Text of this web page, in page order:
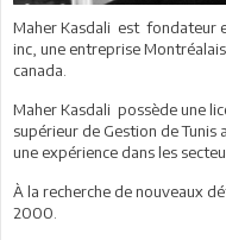
Maher Kasdali est fondateur
inc, une entreprise
canada.
Maher Kasdali possède une
supérieur de Gestion de
une expérience dans les
À la recherche de nouveaux
2000.